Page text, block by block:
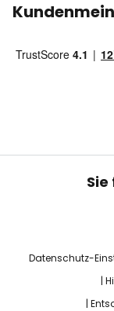
Datenschutz-